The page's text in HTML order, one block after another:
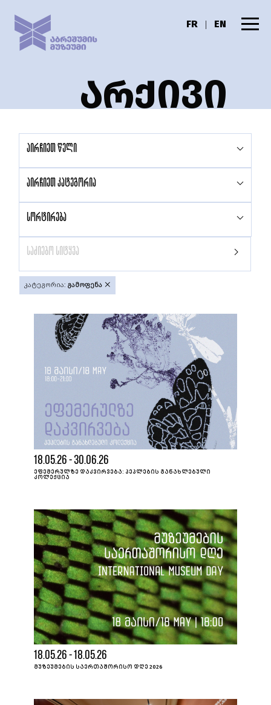
FR | EN
ᲐᲠᲥᲘᲕᲘ
აირჩიეთ წელი
აირჩიეთ კატეგორია
სორტირება
კატეგორია: გამოფენა
18.05.26 - 30.06.26
ᲔᲤᲔᲛᲔᲠᲣᲚᲖᲔ ᲓᲐᲙᲕᲘᲠᲕᲔᲑᲐ: ᲞᲔᲞᲚᲔᲑᲘᲡ ᲒᲐᲜᲐᲮᲚᲔᲑᲣᲚᲘ
ᲙᲝᲚᲔᲥᲪᲘᲐ
18.05.26 - 18.05.26
ᲛᲣᲖᲔᲣᲛᲔᲑᲘᲡ ᲡᲐᲔᲠᲗᲐᲨᲝᲠᲘᲡᲝ ᲓᲦᲔ 2026